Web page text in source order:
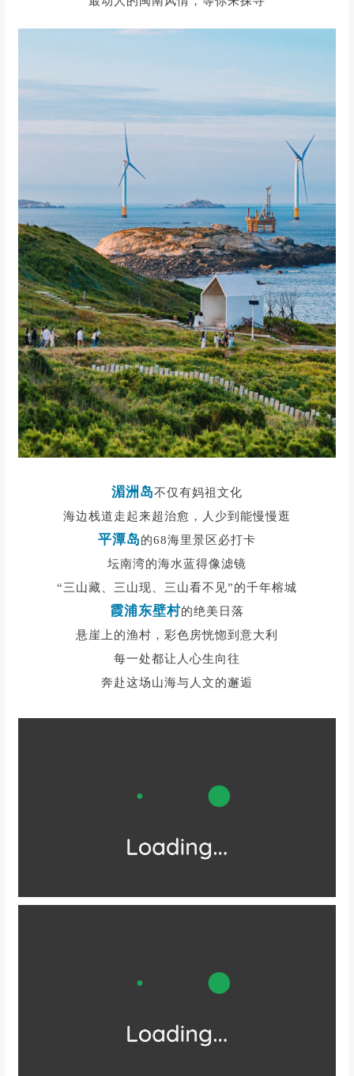
湄洲岛不仅有妈祖文化
海边栈道走起来超治愈，人少到能慢慢逛
平潭岛的68海里景区必打卡
坛南湾的海水蓝得像滤镜
“三山藏、三山现、三山看不见”的千年榕城
霞浦东壁村的绝美日落
悬崖上的渔村，彩色房恍惚到意大利
每一处都让人心生向往
奔赴这场山海与人文的邂逅